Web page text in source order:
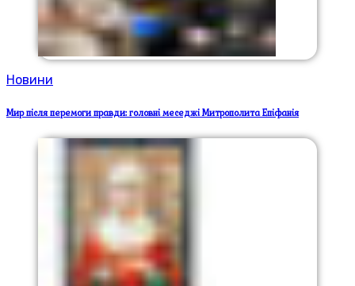
Новини
Мир після перемоги правди: головні меседжі Митрополита Епіфанія